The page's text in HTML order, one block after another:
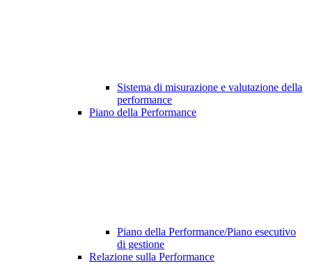
Sistema di misurazione e valutazione della
performance
Piano della Performance
Piano della Performance/Piano esecutivo
di gestione
Relazione sulla Performance